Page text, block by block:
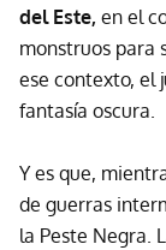
del Este, en el
monstruos para
ese contexto, el
fantasía oscura.
Y es que,
de guerras
la Peste Negra.